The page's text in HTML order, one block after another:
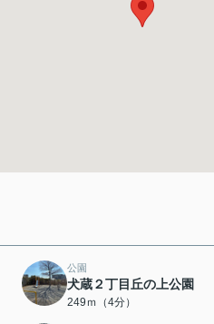
公園
犬蔵２丁目丘の上公園
249ｍ（4分）